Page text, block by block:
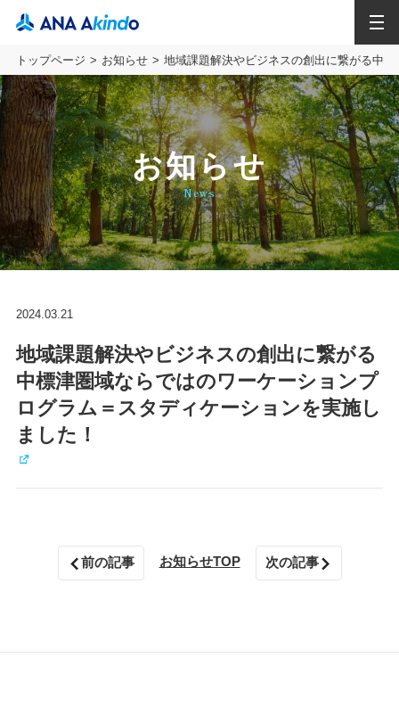
トップページ お知らせ 地域課題解決やビジネスの創出に繋がる中
お知らせ
News
2024.03.21
地域課題解決やビジネスの創出に繋がる
中標津圏域ならではのワーケーションプ
ログラム＝スタディケーションを実施し
ました！
前の記事 お知らせTOP 次の記事